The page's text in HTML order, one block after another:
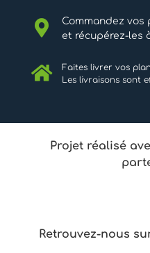
Commandez vos
et récupérez-les
Faites livrer vos
Les livraisons sont
Projet réalisé
Retrouvez-nous